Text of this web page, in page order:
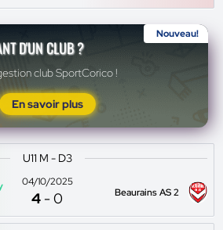
Nouveau!
D'UN CLUB ?
club SportCorico !
En savoir plus
U11 M - D3
04/10/2025
4 -0 Beaurains AS 2